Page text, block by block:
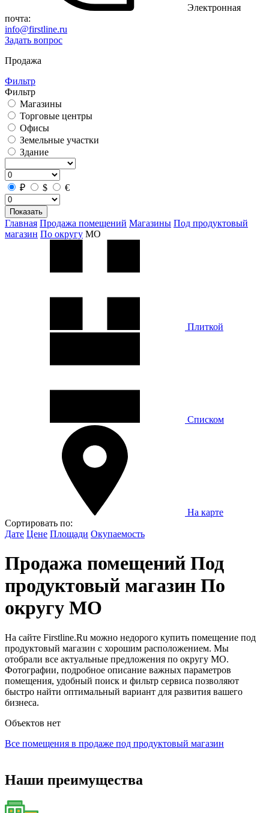
Электронная
почта:
info@firstline.ru
Задать вопрос
Продажа
Фильтр
Фильтр
Магазины
Торговые центры
Офисы
Земельные участки
Здание
₽ $ €
Показать
Главная Продажа помещений Магазины Под продуктовый
магазин По округу МО
Плиткой
Списком
На карте
Сортировать по:
Дате Цене Площади Окупаемость
Продажа помещений Под
продуктовый магазин По
округу МО
На сайте Firstline.Ru можно недорого купить помещение под
продуктовый магазин с хорошим расположением. Мы
отобрали все актуальные предложения по округу МО.
Фотографии, подробное описание важных параметров
помещения, удобный поиск и фильтр сервиса позволяют
быстро найти оптимальный вариант для развития вашего
бизнеса.
Объектов нет
Все помещения в продаже под продуктовый магазин
Наши преимущества